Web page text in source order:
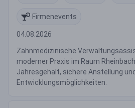
Firmenevents
04.08.2026
Zahnmedizinische
moderner Praxis im Raum
Jahresgehalt, sichere Anstellung
Entwicklungsmöglichkeiten.